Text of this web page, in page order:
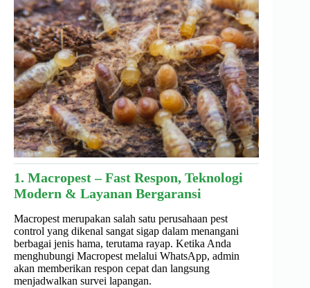
1. Macropest – Fast Respon, Teknologi
Modern & Layanan Bergaransi
Macropest merupakan salah satu perusahaan pest
control yang dikenal sangat sigap dalam menangani
berbagai jenis hama, terutama rayap. Ketika Anda
menghubungi Macropest melalui WhatsApp, admin
akan memberikan respon cepat dan langsung
menjadwalkan survei lapangan.